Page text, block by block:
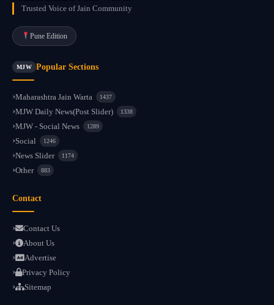
Trusted Voice of Jain Community
Pune Edition
MJW Popular Sections
Maharashtra Jain Warta 1437
MJW Daily News(Post Slider) 1338
MJW - Social News 1289
Social 1246
News Slider 1174
Other 883
Contact
Contact Us
About Us
Advertise
Privacy Policy
Sitemap